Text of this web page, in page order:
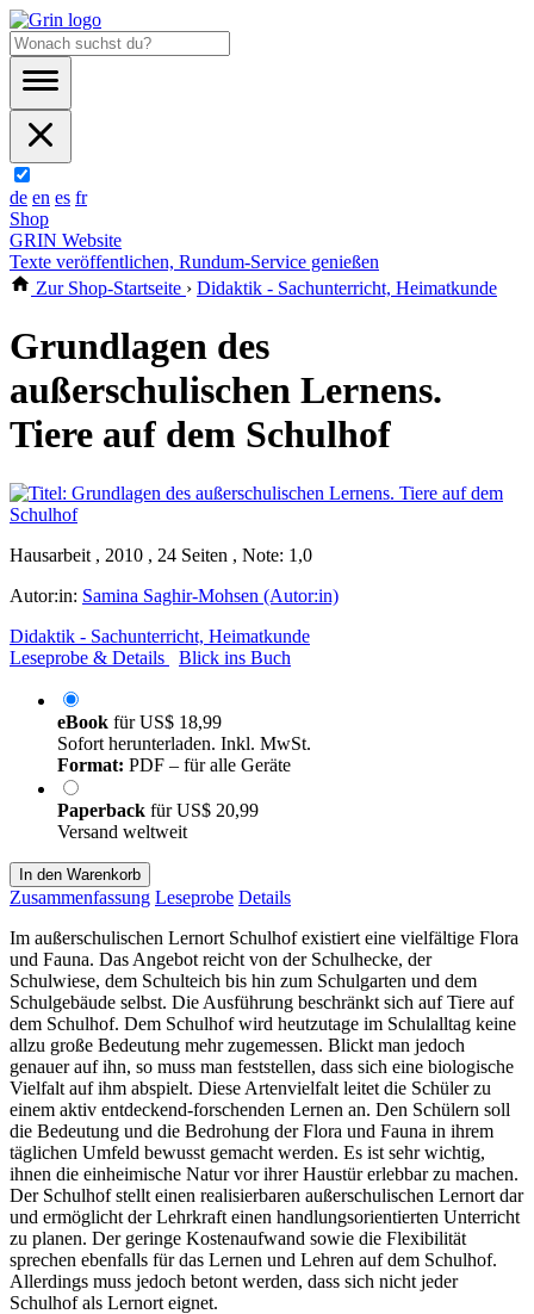
de en es fr
Shop
GRIN Website
Texte veröffentlichen, Rundum-Service genießen
Zur Shop-Startseite › Didaktik - Sachunterricht, Heimatkunde
Grundlagen des
außerschulischen Lernens.
Tiere auf dem Schulhof
Hausarbeit , 2010 , 24 Seiten , Note: 1,0
Autor:in: Samina Saghir-Mohsen (Autor:in)
Didaktik - Sachunterricht, Heimatkunde
Leseprobe & Details
Blick ins Buch
eBook fürUS$ 18,99
Sofort herunterladen. Inkl. MwSt.
Format: PDF – für alle Geräte
Paperback fürUS$ 20,99
Versand weltweit
In den Warenkorb
Zusammenfassung Leseprobe Details
Im außerschulischen Lernort Schulhof existiert eine vielfältige Flora
und Fauna. Das Angebot reicht von der Schulhecke, der
Schulwiese, dem Schulteich bis hin zum Schulgarten und dem
Schulgebäude selbst. Die Ausführung beschränkt sich auf Tiere auf
dem Schulhof. Dem Schulhof wird heutzutage im Schulalltag keine
allzu große Bedeutung mehr zugemessen. Blickt man jedoch
genauer auf ihn, so muss man feststellen, dass sich eine biologische
Vielfalt auf ihm abspielt. Diese Artenvielfalt leitet die Schüler zu
einem aktiv entdeckend-forschenden Lernen an. Den Schülern soll
die Bedeutung und die Bedrohung der Flora und Fauna in ihrem
täglichen Umfeld bewusst gemacht werden. Es ist sehr wichtig,
ihnen die einheimische Natur vor ihrer Haustür erlebbar zu machen.
Der Schulhof stellt einen realisierbaren außerschulischen Lernort dar
und ermöglicht der Lehrkraft einen handlungsorientierten Unterricht
zu planen. Der geringe Kostenaufwand sowie die Flexibilität
sprechen ebenfalls für das Lernen und Lehren auf dem Schulhof.
Allerdings muss jedoch betont werden, dass sich nicht jeder
Schulhof als Lernort eignet.